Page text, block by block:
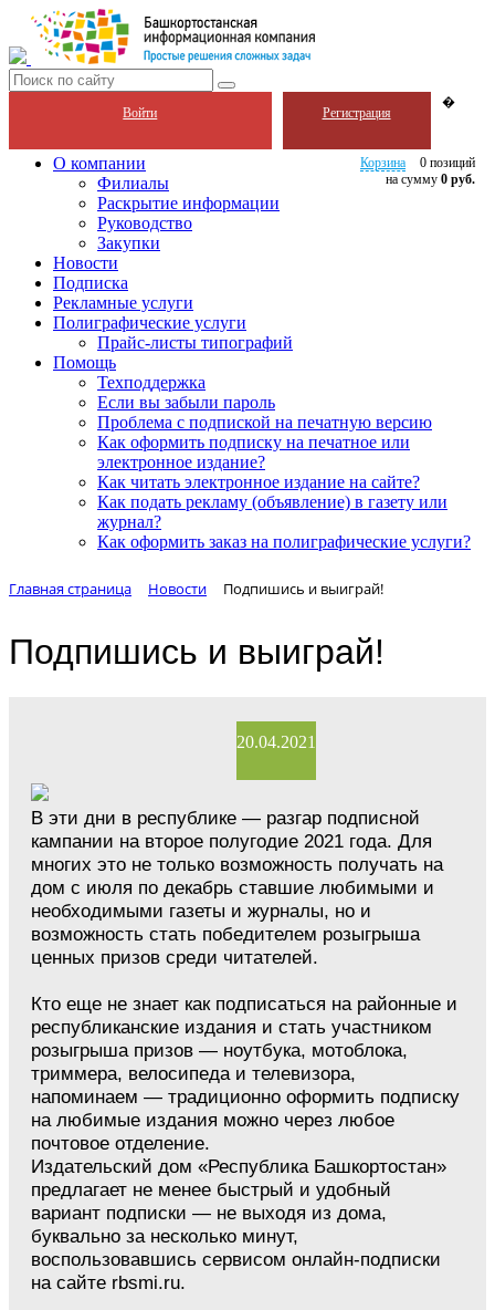
Войти
�
Регистрация
Корзина
0 позиций
на сумму 0 руб.
О компании
Филиалы
Раскрытие информации
Руководство
Закупки
Новости
Подписка
Рекламные услуги
Полиграфические услуги
Прайс-листы типографий
Помощь
Техподдержка
Если вы забыли пароль
Проблема с подпиской на печатную версию
Как оформить подписку на печатное или
электронное издание?
Как читать электронное издание на сайте?
Как подать рекламу (объявление) в газету или
журнал?
Как оформить заказ на полиграфические уcлуги?
Главная страница Новости Подпишись и выиграй!
Подпишись и выиграй!
20.04.2021
В эти дни в республике — разгар подписной
кампании на второе полугодие 2021 года. Для
многих это не только возможность получать на
дом с июля по декабрь ставшие любимыми и
необходимыми газеты и журналы, но и
возможность стать победителем розыгрыша
ценных призов среди читателей.
Кто еще не знает как подписаться на районные и
республиканские издания и стать участником
розыгрыша призов — ноутбука, мотоблока,
триммера, велосипеда и телевизора,
напоминаем — традиционно оформить подписку
на любимые издания можно через любое
почтовое отделение.
Издательский дом «Республика Башкортостан»
предлагает не менее быстрый и удобный
вариант подписки — не выходя из дома,
буквально за несколько минут,
воспользовавшись сервисом онлайн-подписки
на сайте rbsmi.ru.